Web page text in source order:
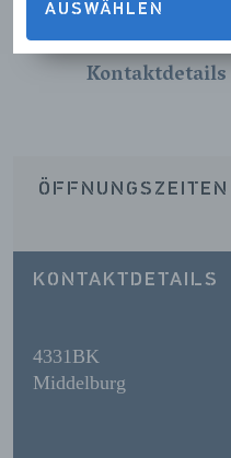
AUSWÄHLEN
ÖFFNUNGSZEITEN
KONTAKTDETAILS
4331BK
Middelburg